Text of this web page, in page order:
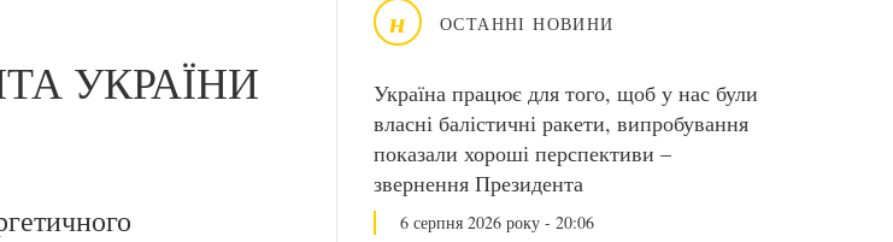
н ОСТАННІ НОВИНИ
Україна працює для того, щоб у нас були
власні балістичні ракети, випробування
показали хороші перспективи –
звернення Президента
6 серпня 2026 року - 20:06
УКРАЇНИ